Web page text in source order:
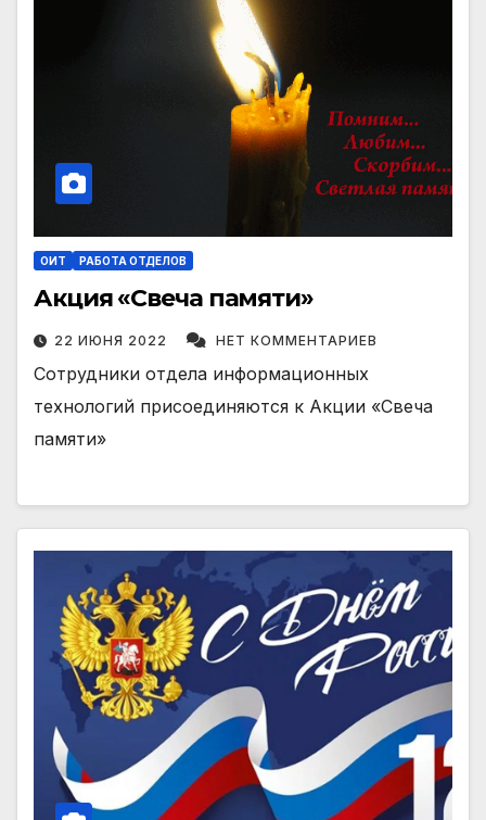
ОИТ РАБОТА ОТДЕЛОВ
Акция «Свеча памяти»
22 ИЮНЯ 2022 НЕТ КОММЕНТАРИЕВ
Сотрудники отдела информационных
технологий присоединяются к Акции «Свеча
памяти»